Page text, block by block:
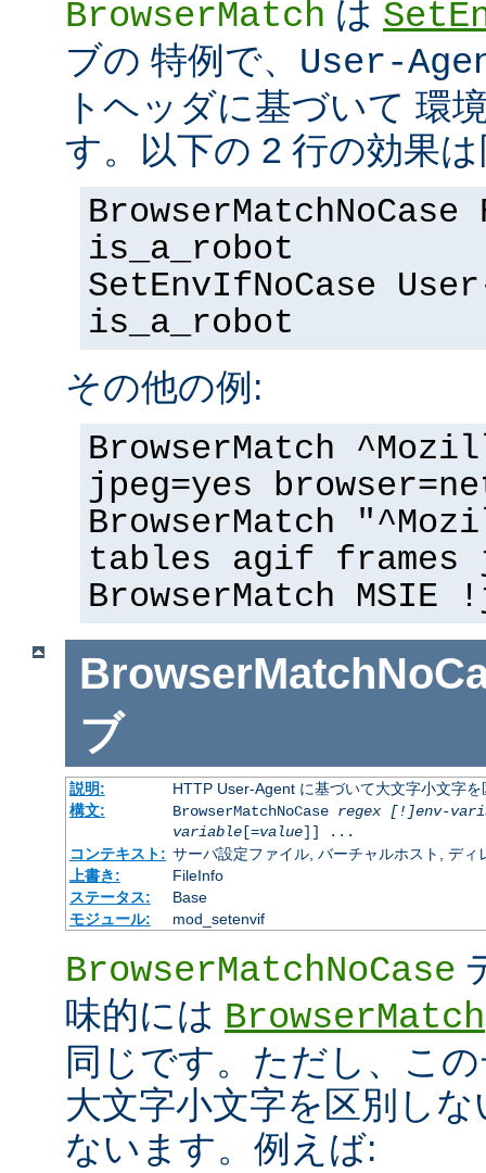
BrowserMatch は
ブの 特例で、 User-
トヘッダに基づいて 環
す。以下の 2 行の効果
BrowserMatchNoCase
is_a_robot
SetEnvIfNoCase
is_a_robot
その他の例:
BrowserMatch
jpeg=yes
BrowserMatch
tables agif frames
BrowserMatch
ブ
説明:
HTTP User-Agent に基づいて大文字小文字
構文:
BrowserMatchNoCase regex [!]env-
variable[=value]] ...
コンテキスト: サーバ設定ファイル, バーチャルホスト, ディ
上書き:
FileInfo
ステータス:
Base
モジュール:
mod_setenvif
BrowserMatchNoCase
味的には BrowserMatch
同じです。ただし、こ
大文字小文字を区別し
ないます。例えば: